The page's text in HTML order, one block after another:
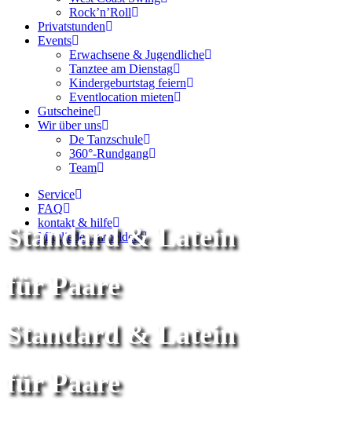
Rock’n’Roll
Privatstunden
Events
Erwachsene & Jugendliche
Tanztee am Dienstag
Kindergeburtstag feiern
Eventlocation mieten
Gutscheine
Wir über uns
De Tanzschule
360°-Rundgang
Team
Service
FAQ
kontakt & hilfe
Mitglieder anmelden
Standard & Latein
für Paare
Standard & Latein
für Paare